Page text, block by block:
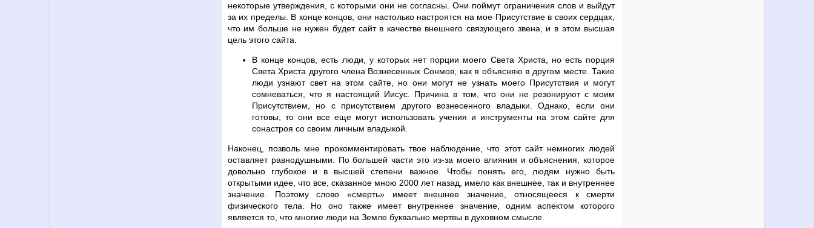
некоторые утверждения, с которыми они не согласны. Они поймут ограничения слов и выйдут
за их пределы. В конце концов, они настолько настроятся на мое Присутствие в своих сердцах,
что им больше не нужен будет сайт в качестве внешнего связующего звена, и в этом высшая
цель этого сайта.
В конце концов, есть люди, у которых нет порции моего Света Христа, но есть порция
Света Христа другого члена Вознесенных Сонмов, как я объясняю в другом месте. Такие
люди узнают свет на этом сайте, но они могут не узнать моего Присутствия и могут
сомневаться, что я настоящий Иисус. Причина в том, что они не резонируют с моим
Присутствием, но с присутствием другого вознесенного владыки. Однако, если они
готовы, то они все еще могут использовать учения и инструменты на этом сайте для
сонастроя со своим личным владыкой.
Наконец, позволь мне прокомментировать твое наблюдение, что этот сайт немногих людей
оставляет равнодушными. По большей части это из-за моего влияния и объяснения, которое
довольно глубокое и в высшей степени важное. Чтобы понять его, людям нужно быть
открытыми идее, что все, сказанное мною 2000 лет назад, имело как внешнее, так и внутреннее
значение. Поэтому слово «смерть» имеет внешнее значение, относящееся к смерти
физического тела. Но оно также имеет внутреннее значение, одним аспектом которого
является то, что многие люди на Земле буквально мертвы в духовном смысле.